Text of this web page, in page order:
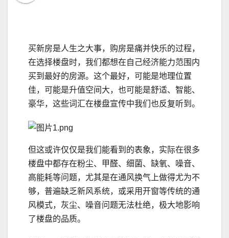
买新房是人生之大事，购房是痛并快乐的过程，
在选择楼盘时，我们都想在自己经济能力范围内
买到最好的房源。这个最好，可能是地理位置
佳，可能是升值空间大，也可能是舒适、智能、
豪华，这些词汇在楼盘宣传中我们也反复听到。
但这或许仅仅是我们能看到的表象，实际在很多
楼盘中都存在粉尘、甲醛、细菌、缺氧、噪音、
高能耗等问题，尤其是在通风换气上做得尤为不
够，普遍缺乏新风系统，或采用开窗等传统的通
风模式，灰尘、噪音问题无法杜绝，极大地影响
了楼盘的品质。